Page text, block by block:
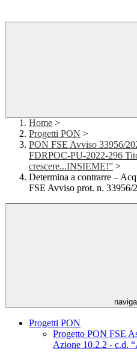
Home >
Progetti PON >
PON FSE Avviso 33956/
FDRPOC-PU-2022-296
crescere...INSIEME!” >
Determina a contrarre –
FSE Avviso prot. n. 33956/
Progetti PON
Progetto PON FSE
Azione 10.2.2 - c.d.